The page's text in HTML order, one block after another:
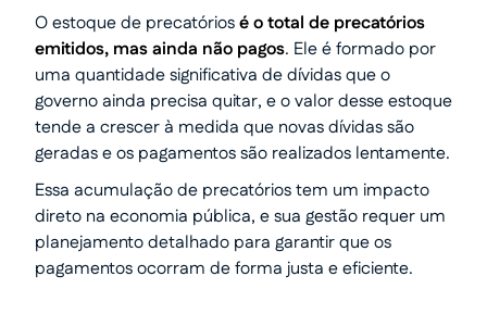
O estoque de precatóriosé o total de precatórios
emitidos, mas ainda não pagos. Ele é formado por
uma quantidade significativa de dívidas que o
governo ainda precisa quitar, e o valor desse estoque
tende a crescer à medida que novas dívidas são
geradas e os pagamentos são realizados lentamente.
Essa acumulação de precatórios tem um impacto
direto na economia pública, e sua gestão requer um
planejamento detalhado para garantir que os
pagamentos ocorram de forma justa e eficiente.